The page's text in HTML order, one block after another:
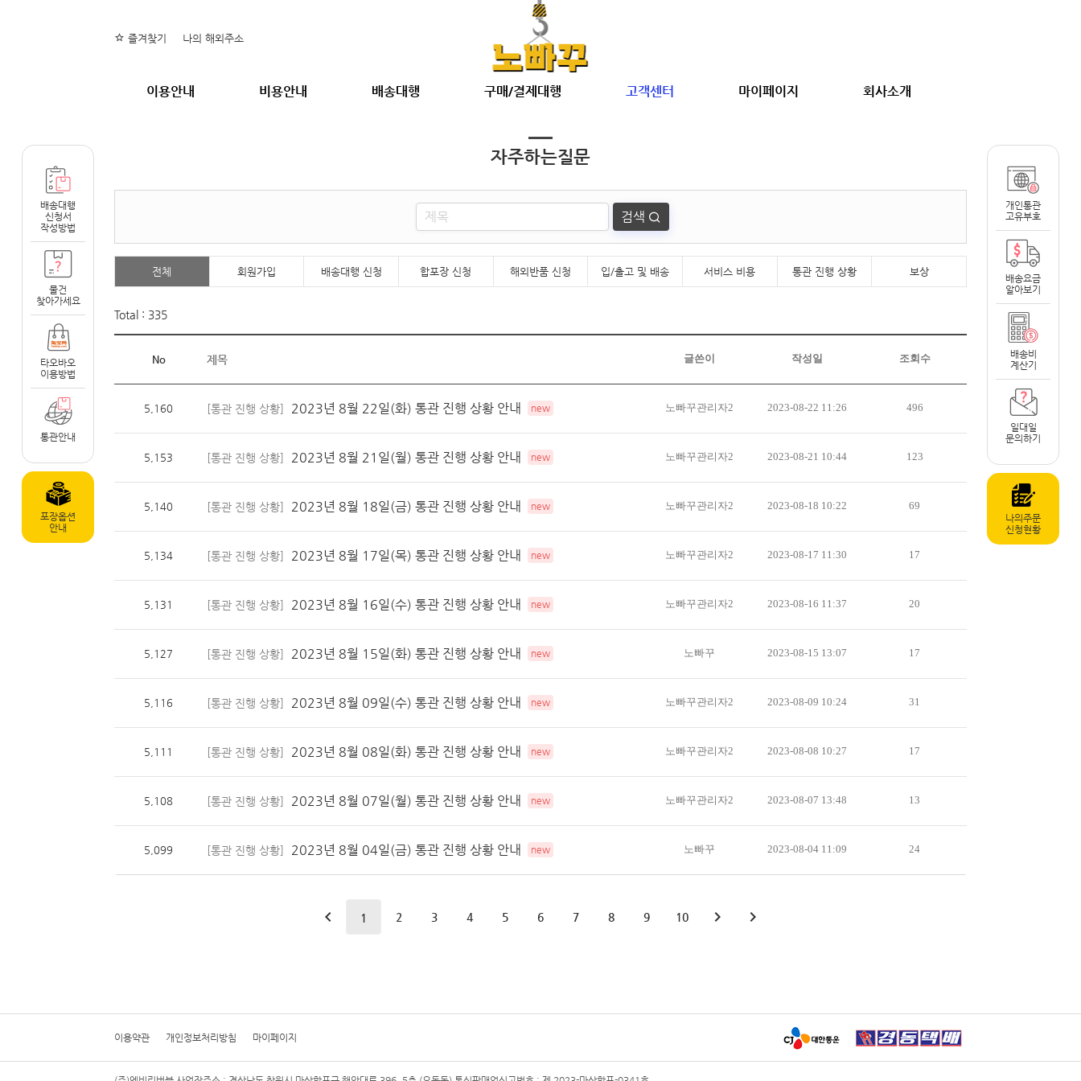
즐겨찾기 나의 해외주소
이용안내 비용안내 배송대행 구매/결제대행 고객센터 마이페이지 회사소개
자주하는질문
검색
전체 회원가입 배송대행 신청 합포장 신청 해외반품 신청 입/출고 및 배송 서비스 비용 통관 진행 상황 보상
Total : 335
No 제목 글쓴이 작성일 조회수
5,160 [통관 진행 상황] 2023년 8월 22일(화) 통관 진행 상황 안내 new 노빠꾸관리자2 2023-08-22 11:26 496
5,153 [통관 진행 상황] 2023년 8월 21일(월) 통관 진행 상황 안내 new 노빠꾸관리자2 2023-08-21 10:44 123
5,140 [통관 진행 상황] 2023년 8월 18일(금) 통관 진행 상황 안내 new 노빠꾸관리자2 2023-08-18 10:22 69
5,134 [통관 진행 상황] 2023년 8월 17일(목) 통관 진행 상황 안내 new 노빠꾸관리자2 2023-08-17 11:30 17
5,131 [통관 진행 상황] 2023년 8월 16일(수) 통관 진행 상황 안내 new 노빠꾸관리자2 2023-08-16 11:37 20
5,127 [통관 진행 상황] 2023년 8월 15일(화) 통관 진행 상황 안내 new 노빠꾸 2023-08-15 13:07 17
5,116 [통관 진행 상황] 2023년 8월 09일(수) 통관 진행 상황 안내 new 노빠꾸관리자2 2023-08-09 10:24 31
5,111 [통관 진행 상황] 2023년 8월 08일(화) 통관 진행 상황 안내 new 노빠꾸관리자2 2023-08-08 10:27 17
5,108 [통관 진행 상황] 2023년 8월 07일(월) 통관 진행 상황 안내 new 노빠꾸관리자2 2023-08-07 13:48 13
5,099 [통관 진행 상황] 2023년 8월 04일(금) 통관 진행 상황 안내 new 노빠꾸 2023-08-04 11:09 24
1 2 3 4 5 6 7 8 9 10
이용약관 개인정보처리방침 마이페이지
개인통관
고유부호
배송요금
알아보기
배송비
계산기
일대일
문의하기
나의주문
신청현황
배송대행
신청서
작성방법
물건
찾아가세요
타오바오
이용방법
통관안내
포장옵션
안내